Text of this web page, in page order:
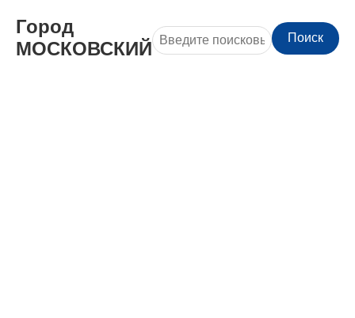
Город
МОСКОВСКИЙ
Поиск